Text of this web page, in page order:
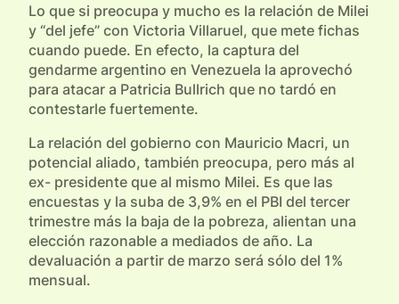
Lo que si preocupa y mucho es la relación de Milei
y “del jefe” con Victoria Villaruel, que mete fichas
cuando puede. En efecto, la captura del
gendarme argentino en Venezuela la aprovechó
para atacar a Patricia Bullrich que no tardó en
contestarle fuertemente.
La relación del gobierno con Mauricio Macri, un
potencial aliado, también preocupa, pero más al
ex- presidente que al mismo Milei. Es que las
encuestas y la suba de 3,9% en el PBI del tercer
trimestre más la baja de la pobreza, alientan una
elección razonable a mediados de año. La
devaluación a partir de marzo será sólo del 1%
mensual.